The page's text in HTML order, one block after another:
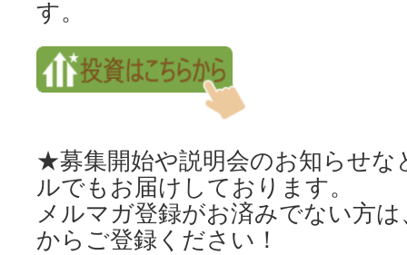
す。
★募集開始や説明会のお知らせな
ルでもお届けしております。
メルマガ登録がお済みでない方
からご登録ください！